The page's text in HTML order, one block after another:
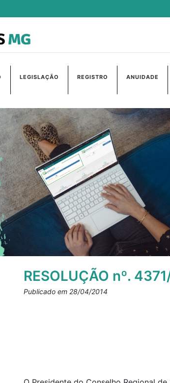
LEGISLAÇÃO REGISTRO ANUIDADE
RESOLUÇÃO nº.
Publicado em 28/04/2014